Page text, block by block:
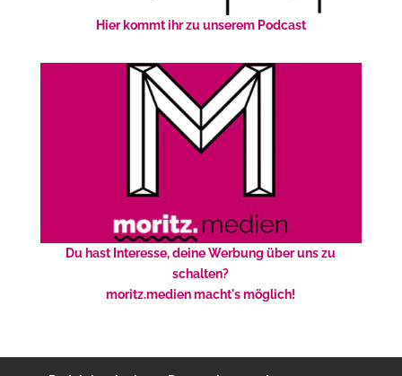
Hier kommt ihr zu unserem Podcast
Du hast Interesse, deine Werbung über uns zu
schalten?
moritz.medien macht's möglich!